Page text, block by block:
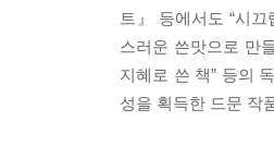
트』 등에서도 “시
스러운 쓴맛으로 만
지혜로 쓴 책” 등의
성을 획득한 드문 작